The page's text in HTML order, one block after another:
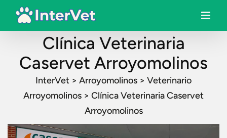
Clínica Veterinaria
Caservet Arroyomolinos
InterVet > Arroyomolinos > Veterinario
Arroyomolinos > Clínica Veterinaria Caservet
Arroyomolinos